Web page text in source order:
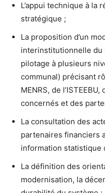
L’appui technique à la
stratégique ;
La proposition d’un
interinstitutionnelle du
pilotage à plusieurs
communal) précisant
MENRS, de
concernés et des
La consultation des
partenaires financiers
information statistique
La définition des
modernisation, la